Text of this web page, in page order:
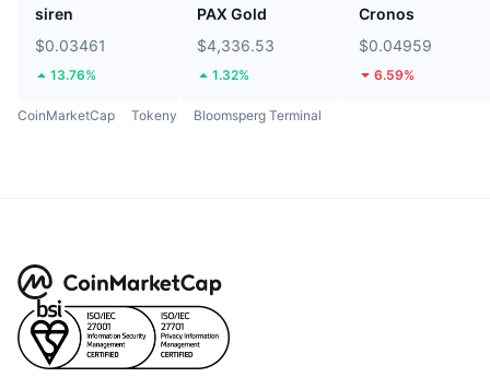
siren
$0.03461
13.76%
PAX Gold
$4,336.53
1.32%
Cronos
$0.04959
6.59%
CoinMarketCap Tokeny Bloomsperg Terminal